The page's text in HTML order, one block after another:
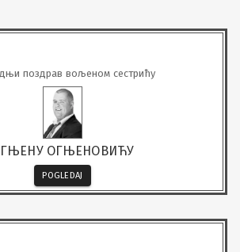
поздрав вољеном сестрићу
ОГЊЕНОВИЋУ
POGLEDAJ